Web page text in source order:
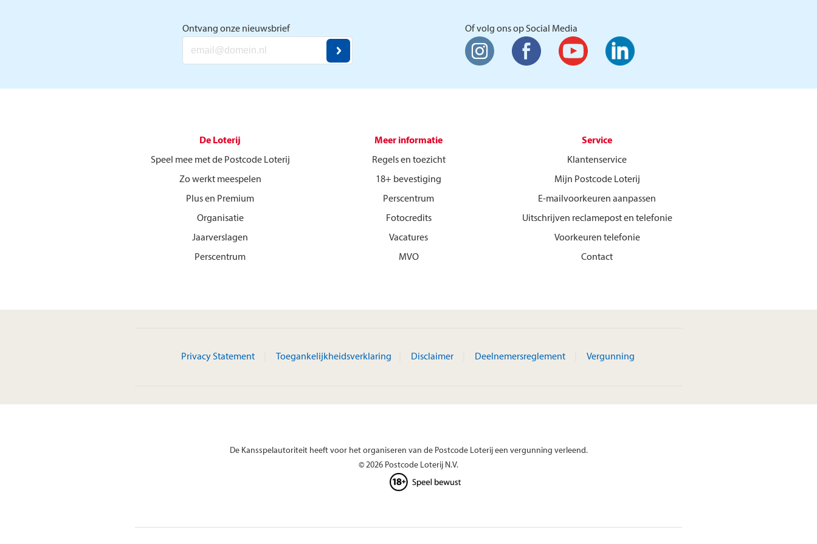
Ontvang onze nieuwsbrief Of volg ons op Social Media
De Loterij
Speel mee met de Postcode Loterij
Zo werkt meespelen
Plus en Premium
Organisatie
Jaarverslagen
Perscentrum
Meer informatie
Regels en toezicht
18+ bevestiging
Perscentrum
Fotocredits
Vacatures
MVO
Service
Klantenservice
Mijn Postcode Loterij
E-mailvoorkeuren aanpassen
Uitschrijven reclamepost en telefonie
Voorkeuren telefonie
Contact
Privacy Statement Toegankelijkheidsverklaring Disclaimer Deelnemersreglement Vergunning
De Kansspelautoriteit heeft voor het organiseren van de Postcode Loterij een vergunning verleend.
© 2026 Postcode Loterij N.V.